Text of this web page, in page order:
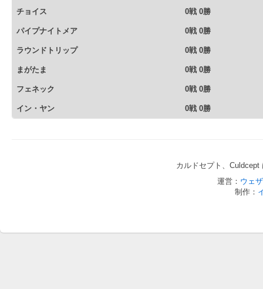
チョイス 0戦 0勝
パイプナイトメア 0戦 0勝
ラウンドトリップ 0戦 0勝
まがたま 0戦 0勝
フェネック 0戦 0勝
イン・ヤン 0戦 0勝
カルドセプト、
運営： ウェ
制作：